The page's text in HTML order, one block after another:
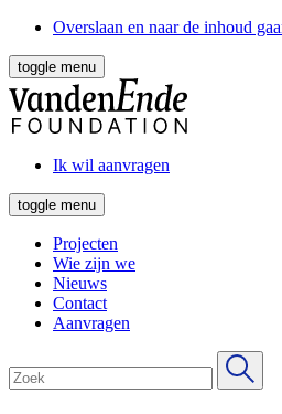
Overslaan en naar de inhoud
toggle menu
Ik wil aanvragen
toggle menu
Projecten
Wie zijn we
Nieuws
Contact
Aanvragen